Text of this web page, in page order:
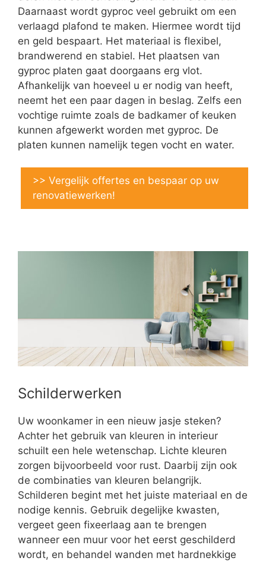
Daarnaast wordt gyproc veel gebruikt om een
verlaagd plafond te maken. Hiermee wordt tijd
en geld bespaart. Het materiaal is flexibel,
brandwerend en stabiel. Het plaatsen van
gyproc platen gaat doorgaans erg vlot.
Afhankelijk van hoeveel u er nodig van heeft,
neemt het een paar dagen in beslag. Zelfs een
vochtige ruimte zoals de badkamer of keuken
kunnen afgewerkt worden met gyproc. De
platen kunnen namelijk tegen vocht en water.
>> Vergelijk offertes en bespaar op uw
renovatiewerken!
Schilderwerken
Uw woonkamer in een nieuw jasje steken?
Achter het gebruik van kleuren in interieur
schuilt een hele wetenschap. Lichte kleuren
zorgen bijvoorbeeld voor rust. Daarbij zijn ook
de combinaties van kleuren belangrijk.
Schilderen begint met het juiste materiaal en de
nodige kennis. Gebruik degelijke kwasten,
vergeet geen fixeerlaag aan te brengen
wanneer een muur voor het eerst geschilderd
wordt, en behandel wanden met hardnekkige